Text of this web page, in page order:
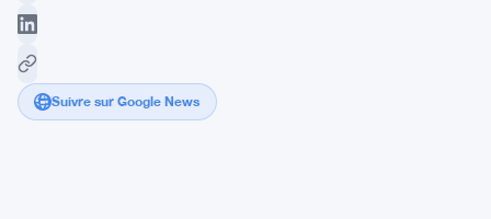
Suivre sur Google News